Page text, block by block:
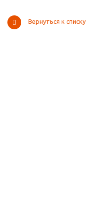
Вернуться к списку